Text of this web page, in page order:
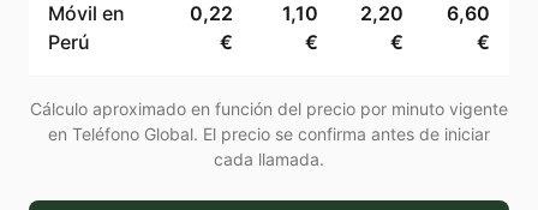
Móvil en
Perú
0,22
€
1,10
€
2,20
€
6,60
€
Cálculo aproximado en función del precio por minuto vigente
en Teléfono Global. El precio se confirma antes de iniciar
cada llamada.